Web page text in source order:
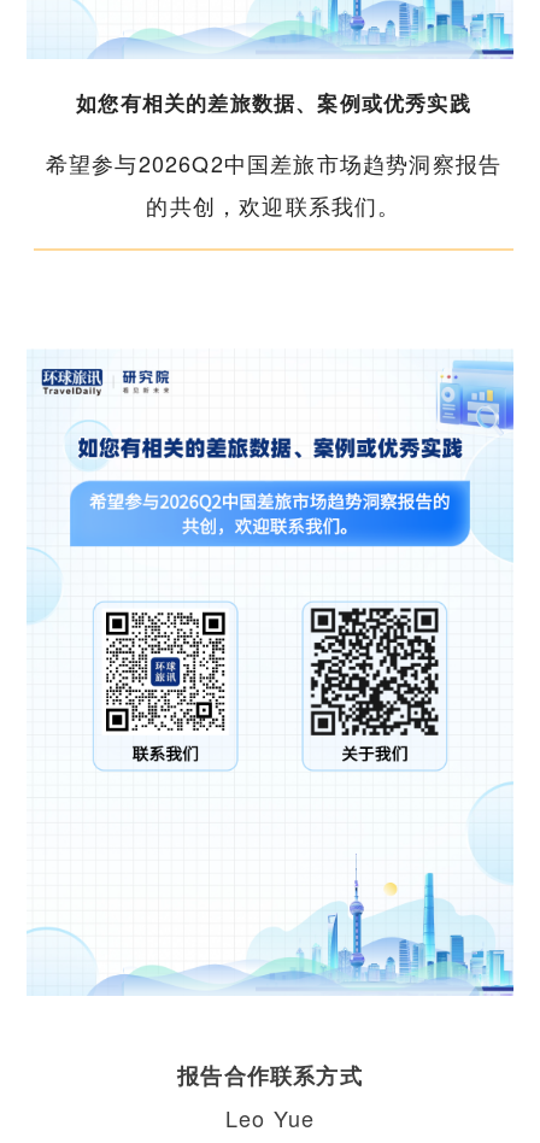
如您有相关的差旅数据、案例或优秀实践
希望参与2026Q2中国差旅市场趋势洞察报告
的共创，欢迎联系我们。
报告合作联系方式
Leo Yue